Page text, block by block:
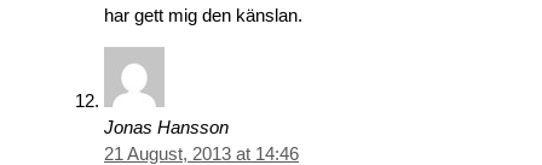
har gett mig den känslan.
Jonas Hansson
21 August, 2013 at 14:46